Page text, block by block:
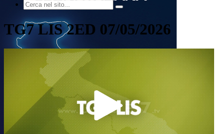
TG7 LIS 2ED 07/05/2026
Play